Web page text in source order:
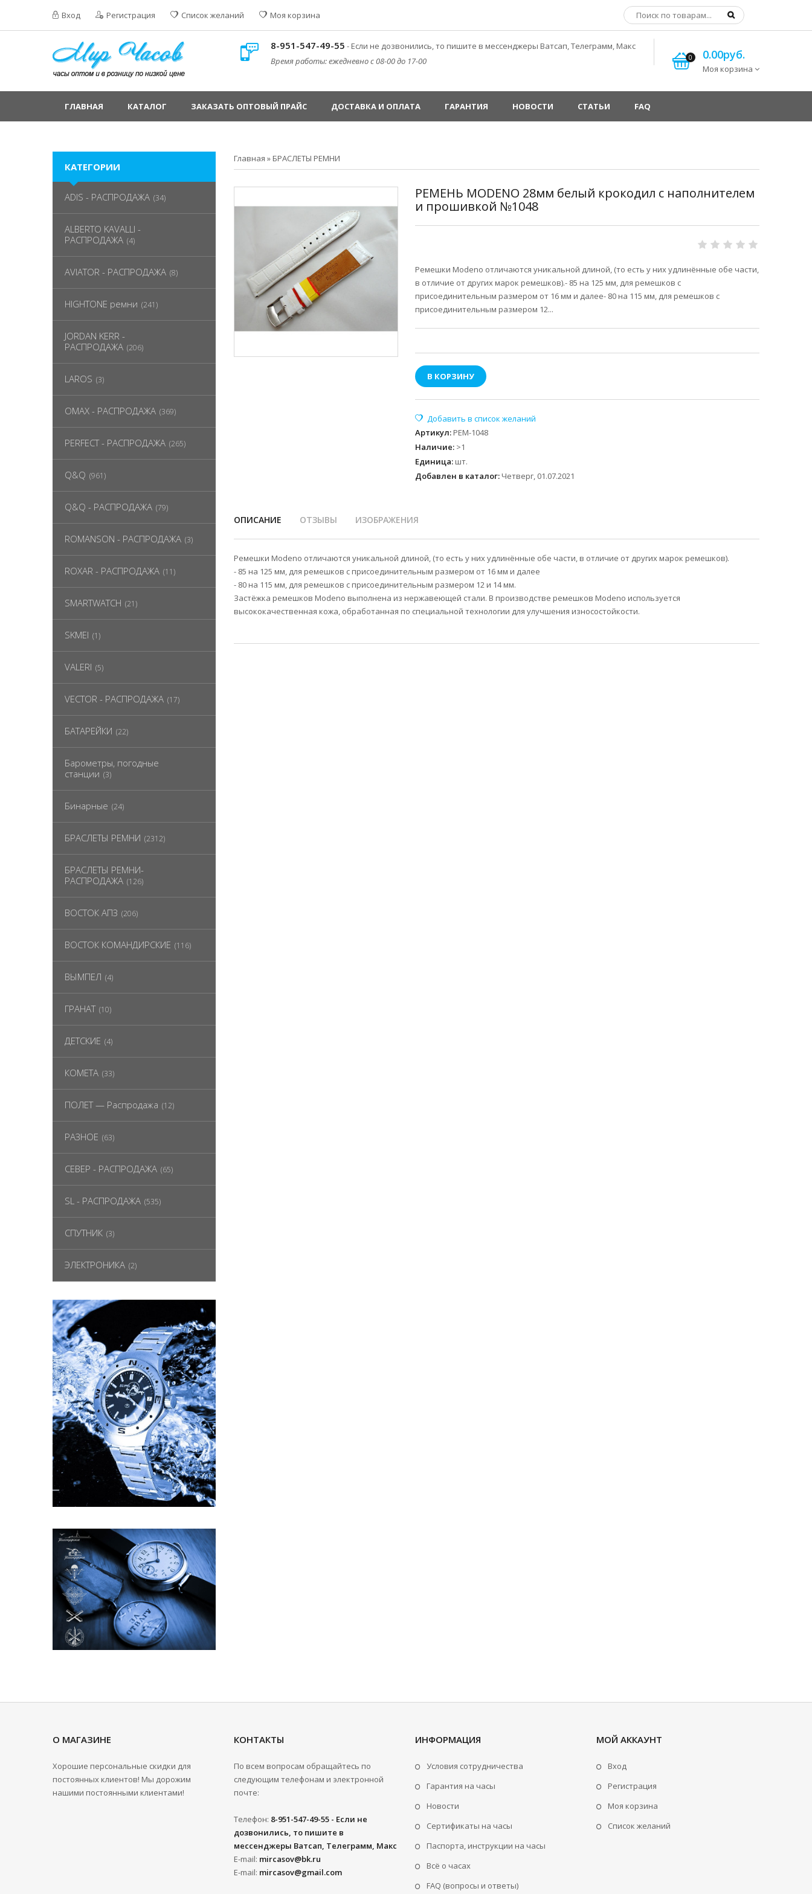
Вход Регистрация Список желаний Моя корзина
8-951-547-49-55 - Если не дозвонились, то пишите в мессенджеры Ватсап, Телеграмм, Макс
Время работы: ежедневно с 08-00 до 17-00
0 0.00руб.
Моя корзина
ГЛАВНАЯ КАТАЛОГ ЗАКАЗАТЬ ОПТОВЫЙ ПРАЙС ДОСТАВКА И ОПЛАТА ГАРАНТИЯ НОВОСТИ СТАТЬИ FAQ
Главная » БРАСЛЕТЫ РЕМНИ
РЕМЕНЬ MODENO 28мм белый крокодил с наполнителем
и прошивкой №1048
Ремешки Modeno отличаются уникальной длиной, (то есть у них удлинённые обе части,
в отличие от других марок ремешков).- 85 на 125 мм, для ремешков с
присоединительным размером от 16 мм и далее- 80 на 115 мм, для ремешков с
присоединительным размером 12...
В КОРЗИНУ
Артикул: РЕМ-1048
Наличие: >1
Единица: шт.
Добавлен в каталог: Четверг, 01.07.2021
ОПИСАНИЕ ОТЗЫВЫ ИЗОБРАЖЕНИЯ
Ремешки Modeno отличаются уникальной длиной, (то есть у них удлинённые обе части, в отличие от других марок ремешков).
- 85 на 125 мм, для ремешков с присоединительным размером от 16 мм и далее
- 80 на 115 мм, для ремешков с присоединительным размером 12 и 14 мм.
Застёжка ремешков Modeno выполнена из нержавеющей стали. В производстве ремешков Modeno используется
высококачественная кожа, обработанная по специальной технологии для улучшения износостойкости.
КАТЕГОРИИ
ADIS - РАСПРОДАЖА (34)
ALBERTO KAVALLI -
РАСПРОДАЖА (4)
AVIATOR - РАСПРОДАЖА (8)
HIGHTONE ремни (241)
JORDAN KERR -
РАСПРОДАЖА (206)
LAROS (3)
OMAX - РАСПРОДАЖА (369)
PERFECT - РАСПРОДАЖА (265)
Q&Q (961)
Q&Q - РАСПРОДАЖА (79)
ROMANSON - РАСПРОДАЖА (3)
ROXAR - РАСПРОДАЖА (11)
SMARTWATCH (21)
SKMEI (1)
VALERI (5)
VECTOR - РАСПРОДАЖА (17)
БАТАРЕЙКИ (22)
Барометры, погодные
станции (3)
Бинарные (24)
БРАСЛЕТЫ РЕМНИ (2312)
БРАСЛЕТЫ РЕМНИ-
РАСПРОДАЖА (126)
ВОСТОК АПЗ (206)
ВОСТОК КОМАНДИРСКИЕ (116)
ВЫМПЕЛ (4)
ГРАНАТ (10)
ДЕТСКИЕ (4)
КОМЕТА (33)
ПОЛЕТ — Распродажа (12)
РАЗНОЕ (63)
СЕВЕР - РАСПРОДАЖА (65)
SL - РАСПРОДАЖА (535)
СПУТНИК (3)
ЭЛЕКТРОНИКА (2)
О МАГАЗИНЕ
Хорошие персональные скидки для
постоянных клиентов! Мы дорожим
нашими постоянными клиентами!
КОНТАКТЫ
По всем вопросам обращайтесь по
следующим телефонам и электронной
почте:
Телефон: 8-951-547-49-55 - Если не
дозвонились, то пишите в
мессенджеры Ватсап, Телеграмм, Макс
E-mail: mircasov@bk.ru
E-mail: mircasov@gmail.com
ИНФОРМАЦИЯ
Условия сотрудничества
Гарантия на часы
Новости
Сертификаты на часы
Паспорта, инструкции на часы
Всё о часах
FAQ (вопросы и ответы)
МОЙ АККАУНТ
Вход
Регистрация
Моя корзина
Cписок желаний